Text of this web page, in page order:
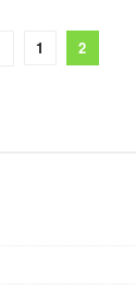
1 2